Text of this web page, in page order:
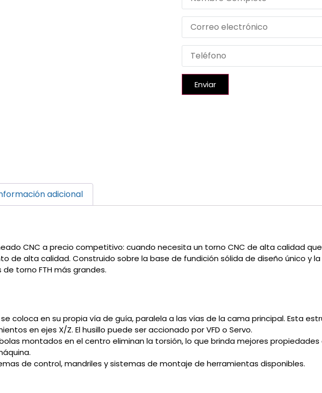
Enviar
adicional
CNC a precio competitivo: cuando necesita un torno CNC de alta calidad
de alta calidad. Construido sobre la base de fundición sólida de diseño único y
torno FTH más grandes.
coloca en su propia vía de guía, paralela a las vías de la cama principal. Esta
en ejes X/Z. El husillo puede ser accionado por VFD o Servo.
montados en el centro eliminan la torsión, lo que brinda mejores
de control, mandriles y sistemas de montaje de herramientas disponibles.